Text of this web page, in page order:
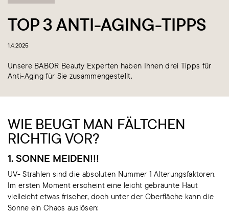
TOP 3 ANTI-AGING-TIPPS
1.4.2025
Unsere BABOR Beauty Experten haben Ihnen drei Tipps für
Anti-Aging für Sie zusammengestellt.
WIE BEUGT MAN FÄLTCHEN
RICHTIG VOR?
1. SONNE MEIDEN!!!
UV- Strahlen sind die absoluten Nummer 1 Alterungsfaktoren.
Im ersten Moment erscheint eine leicht gebräunte Haut
vielleicht etwas frischer, doch unter der Oberfläche kann die
Sonne ein Chaos auslösen: